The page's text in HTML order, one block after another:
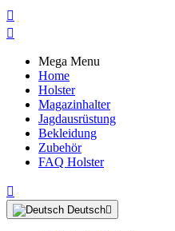


Mega Menu
Home
Holster
Magazinhalter
Jagdausrüstung
Bekleidung
Zubehör
FAQ Holster

Deutsch